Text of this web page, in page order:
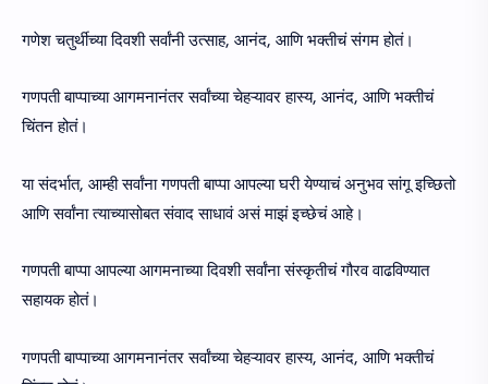
गणेश चतुर्थीच्या दिवशी सर्वांनी उत्साह, आनंद, आणि भक्तीचं संगम होतं।
गणपती बाप्पाच्या आगमनानंतर सर्वांच्या चेहऱ्यावर हास्य, आनंद, आणि भक्तीचं
चिंतन होतं।
या संदर्भात, आम्ही सर्वांना गणपती बाप्पा आपल्या घरी येण्याचं अनुभव सांगू इच्छितो
आणि सर्वांना त्याच्यासोबत संवाद साधावं असं माझं इच्छेचं आहे।
गणपती बाप्पा आपल्या आगमनाच्या दिवशी सर्वांना संस्कृतीचं गौरव वाढविण्यात
सहायक होतं।
गणपती बाप्पाच्या आगमनानंतर सर्वांच्या चेहऱ्यावर हास्य, आनंद, आणि भक्तीचं